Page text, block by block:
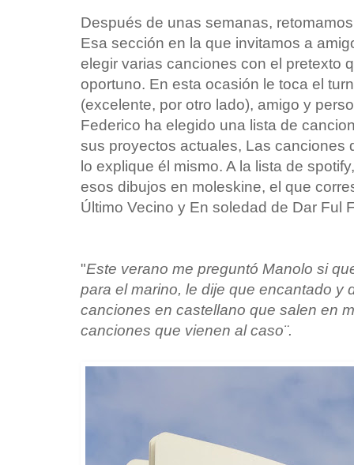
Después de unas semanas,
Esa sección en la que invitamos a
elegir varias canciones con el pretexto
oportuno. En esta ocasión le toca el
(excelente, por otro lado), amigo y
Federico ha elegido una lista de
sus proyectos actuales, Las canciones
lo explique él mismo. A la lista de
esos dibujos en moleskine, el que
Último Vecino y En soledad de Dar Ful
"Este verano me preguntó Manolo si
para el marino, le dije que encantado y
canciones en castellano que salen en
canciones que vienen al caso¨.